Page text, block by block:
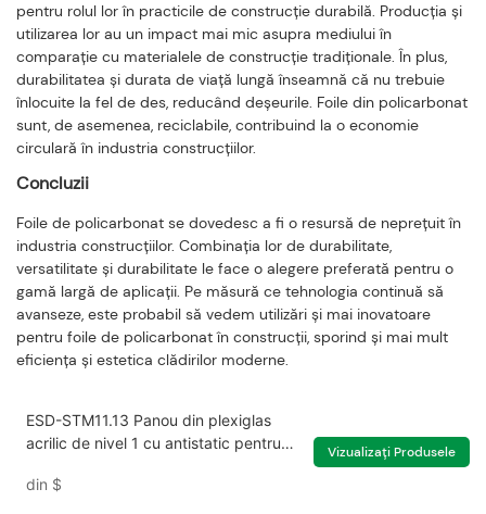
pentru rolul lor în practicile de construcție durabilă. Producția și
utilizarea lor au un impact mai mic asupra mediului în
comparație cu materialele de construcție tradiționale. În plus,
durabilitatea și durata de viață lungă înseamnă că nu trebuie
înlocuite la fel de des, reducând deșeurile. Foile din policarbonat
sunt, de asemenea, reciclabile, contribuind la o economie
circulară în industria construcțiilor.
Concluzii
Foile de policarbonat se dovedesc a fi o resursă de neprețuit în
industria construcțiilor. Combinația lor de durabilitate,
versatilitate și durabilitate le face o alegere preferată pentru o
gamă largă de aplicații. Pe măsură ce tehnologia continuă să
avanseze, este probabil să vedem utilizări și mai inovatoare
pentru foile de policarbonat în construcții, sporind și mai mult
eficiența și estetica clădirilor moderne.
ESD-STM11.13 Panou din plexiglas
acrilic de nivel 1 cu antistatic pentru
din $
Vizualizați Produsele